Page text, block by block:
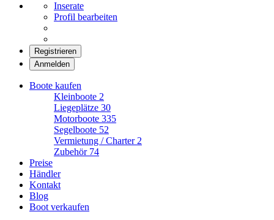
Inserate
Profil bearbeiten
Registrieren
Anmelden
Boote kaufen
Kleinboote 2
Liegeplätze 30
Motorboote 335
Segelboote 52
Vermietung / Charter 2
Zubehör 74
Preise
Händler
Kontakt
Blog
Boot verkaufen